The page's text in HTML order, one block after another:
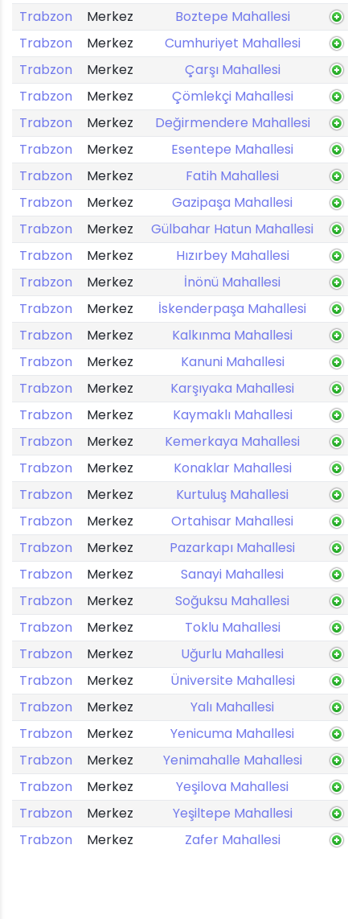
Trabzon
Merkez
Boztepe Mahallesi
Trabzon
Merkez
Cumhuriyet Mahallesi
Trabzon
Merkez
Çarşı Mahallesi
Trabzon
Merkez
Çömlekçi Mahallesi
Trabzon
Merkez
Değirmendere Mahallesi
Trabzon
Merkez
Esentepe Mahallesi
Trabzon
Merkez
Fatih Mahallesi
Trabzon
Merkez
Gazipaşa Mahallesi
Trabzon
Merkez
Gülbahar Hatun Mahallesi
Trabzon
Merkez
Hızırbey Mahallesi
Trabzon
Merkez
İnönü Mahallesi
Trabzon
Merkez
İskenderpaşa Mahallesi
Trabzon
Merkez
Kalkınma Mahallesi
Trabzon
Merkez
Kanuni Mahallesi
Trabzon
Merkez
Karşıyaka Mahallesi
Trabzon
Merkez
Kaymaklı Mahallesi
Trabzon
Merkez
Kemerkaya Mahallesi
Trabzon
Merkez
Konaklar Mahallesi
Trabzon
Merkez
Kurtuluş Mahallesi
Trabzon
Merkez
Ortahisar Mahallesi
Trabzon
Merkez
Pazarkapı Mahallesi
Trabzon
Merkez
Sanayi Mahallesi
Trabzon
Merkez
Soğuksu Mahallesi
Trabzon
Merkez
Toklu Mahallesi
Trabzon
Merkez
Uğurlu Mahallesi
Trabzon
Merkez
Üniversite Mahallesi
Trabzon
Merkez
Yalı Mahallesi
Trabzon
Merkez
Yenicuma Mahallesi
Trabzon
Merkez
Yenimahalle Mahallesi
Trabzon
Merkez
Yeşilova Mahallesi
Trabzon
Merkez
Yeşiltepe Mahallesi
Trabzon
Merkez Zafer Mahallesi